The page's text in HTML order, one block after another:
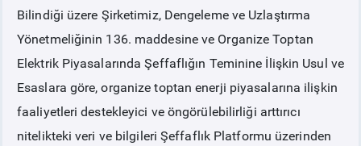
PİYASAKAYIT SÜRECİ
SERBEST TÜKETİCİ
MALİ UZLAŞTIRMA
Bilindiği üzere Şirketimiz, Dengeleme ve Uzlaştırma
Yönetmeliğinin 136. maddesine ve Organize Toptan
Elektrik Piyasalarında Şeffaflığın Teminine İlişkin Usul ve
Esaslara göre, organize toptan enerji piyasalarına ilişkin
faaliyetleri destekleyici ve öngörülebilirliği arttırıcı
nitelikteki veri ve bilgileri Şeffaflık Platformu üzerinden